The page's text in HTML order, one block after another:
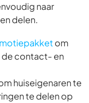
naar
delen.
om
de contact- en
huiseigenaren te
te delen op